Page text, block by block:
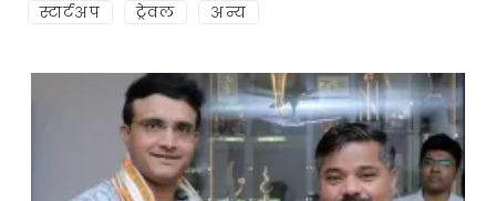
स्टार्टअप
ट्रेवल अन्य